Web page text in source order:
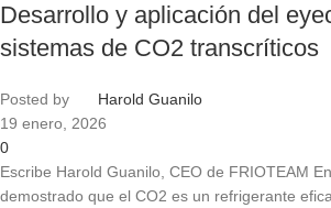
Desarrollo y aplicación del
sistemas de CO2 transcríticos
Posted by
Harold Guanilo
19 enero, 2026
0
Escribe Harold Guanilo, CEO de FRIOTEAM
demostrado que el CO2 es un refrigerante